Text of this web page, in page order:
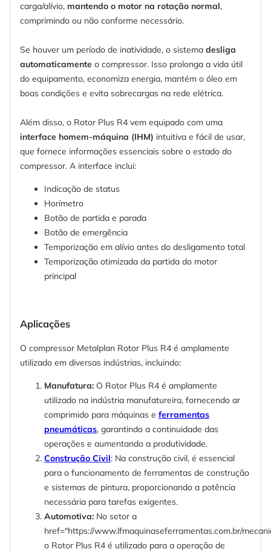
carga/alívio, mantendo o motor na rotação normal,
comprimindo ou não conforme necessário.
Se houver um período de inatividade, o sistema desliga
automaticamente o compressor. Isso prolonga a vida útil
do equipamento, economiza energia, mantém o óleo em
boas condições e evita sobrecargas na rede elétrica.
Além disso, o Rotor Plus R4 vem equipado com uma
interface homem-máquina (IHM) intuitiva e fácil de usar,
que fornece informações essenciais sobre o estado do
compressor. A interface inclui:
Indicação de status
Horímetro
Botão de partida e parada
Botão de emergência
Temporização em alívio antes do desligamento total
Temporização otimizada da partida do motor
principal
Aplicações
O compressor Metalplan Rotor Plus R4 é amplamente
utilizado em diversas indústrias, incluindo:
Manufatura: O Rotor Plus R4 é amplamente
utilizado na indústria manufatureira, fornecendo ar
comprimido para máquinas e ferramentas
pneumáticas, garantindo a continuidade das
operações e aumentando a produtividade.
Construção Civil: Na construção civil, é essencial
para o funcionamento de ferramentas de construção
e sistemas de pintura, proporcionando a potência
necessária para tarefas exigentes.
Automotiva: No setor a
href="https://www.lfmaquinaseferramentas.com.br/
o Rotor Plus R4 é utilizado para a operação de